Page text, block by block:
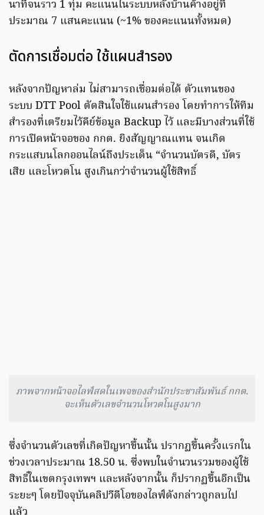
นาทีจนราว 1 ทุ่ม คะแนนในระบบหลังบ้านค้างอยู่ที่
ประมาณ 7 แสนคะแนน (~1% ของคะแนนทั้งหมด)
ตัดการเชื่อมต่อ ใช้แผนสำรอง
หลังจากปัญหาล่ม ไม่สามารถเชื่อมต่อได้ ตัวแทนของ
ระบบ DTT Pool ตัดสินใจใช้แผนสำรอง โดยทำการให้ทีม
สำรองที่เตรียมไว้คีย์ข้อมูล Backup ไว้ และมีบางส่วนที่ใช้
การเปิดหน้าจอของ กกต. ยิงสัญญาณแทน จนเกิด
กระแสบนโลกออนไลน์ถึงประเด็น “จำนวนบัตรดี, บัตร
เสีย และโหวตโน สูงเกินกว่าจำนวนผู้ใช้สิทธิ์
ภาพจากหน้าจอไลฟ์สดในเพจของสำนักประชาสัมพันธ์ กกต.
จะเห็นตัวเลขจำนวนโหวตโนสูงมาก
ซึ่งจำนวนตัวเลขที่เกิดปัญหาขึ้นนั้น ปรากฏขึ้นครั้งแรกใน
ช่วงเวลาประมาณ 18.50 น. ซึ่งพบในจำนวนรวมของผู้ใช้
สิทธิ์ในเขตกรุงเทพฯ และหลังจากนั้น ก็ปรากฏขึ้นอีกเป็น
ระยะๆ โดยปัจจุบันคลิปวีดีโอของไลฟ์ดังกล่าวถูกลบไป